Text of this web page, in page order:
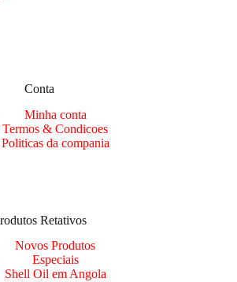
Conta
Minha conta
Termos & Condicoes
Politicas da compania
Retativos
Novos Produtos
Especiais
Shell Oil em Angola